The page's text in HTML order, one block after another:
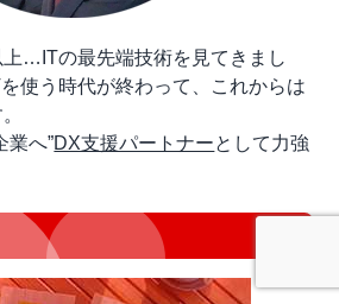
…ITの最先端技術を見てきまし
使う時代が終わって、これからは
業へ”DX支援パートナーとして力強